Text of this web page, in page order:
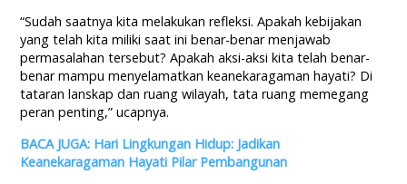
“Sudah saatnya kita melakukan refleksi. Apakah kebijakan
yang telah kita miliki saat ini benar-benar menjawab
permasalahan tersebut? Apakah aksi-aksi kita telah benar-
benar mampu menyelamatkan keanekaragaman hayati? Di
tataran lanskap dan ruang wilayah, tata ruang memegang
peran penting,” ucapnya.
BACA JUGA: Hari Lingkungan Hidup: Jadikan
Keanekaragaman Hayati Pilar Pembangunan